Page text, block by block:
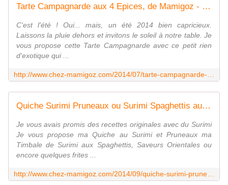
Tarte Campagnarde aux 4 Epices, de Mamigoz - Chez Mamigoz
C'est l'été ! Oui... mais, un été 2014 bien capricieux.
Laissons la pluie dehors et invitons le soleil à notre table. Je
vous propose cette Tarte Campagnarde avec ce petit rien
d'exotique qui ...
Quiche Surimi Pruneaux ou Surimi Spaghettis aux Saveurs Orientales - Chez Mamigoz
Je vous avais promis des recettes originales avec du Surimi
Je vous propose ma Quiche au Surimi et Pruneaux ma
Timbale de Surimi aux Spaghettis, Saveurs Orientales ou
encore quelques frites ...